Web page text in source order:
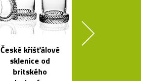
České křišťálové
sklenice od
britského